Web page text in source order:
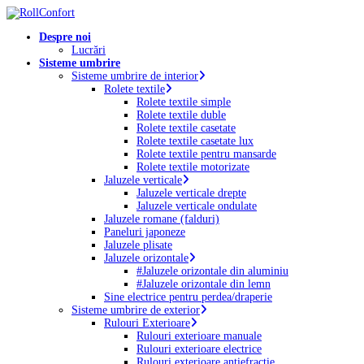
Skip
main
Menu
Despre noi
Lucrări
Sisteme umbrire
Sisteme umbrire de interior
Rolete textile
Rolete textile simple
Rolete textile duble
Rolete textile casetate
Rolete textile casetate lux
Rolete textile pentru mansarde
Rolete textile motorizate
Jaluzele verticale
Jaluzele verticale drepte
Jaluzele verticale ondulate
Jaluzele romane (falduri)
Paneluri japoneze
Jaluzele plisate
Jaluzele orizontale
#Jaluzele orizontale din aluminiu
#Jaluzele orizontale din lemn
Sine electrice pentru perdea/draperie
Sisteme umbrire de exterior
Rulouri Exterioare
Rulouri exterioare manuale
Rulouri exterioare electrice